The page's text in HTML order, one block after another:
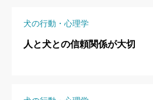
犬の行動・心理学
人と犬との信頼関係が大切